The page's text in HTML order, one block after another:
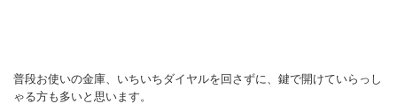
普段お使いの金庫、いちいちダイヤルを回さずに、鍵で開けていらっし
ゃる方も多いと思います。